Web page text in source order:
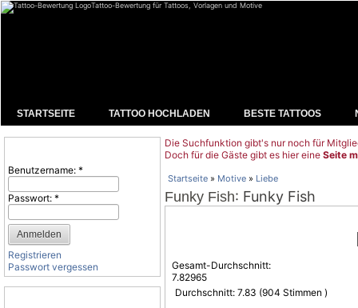
Tattoo-Bewertung für Tattoos, Vorlagen und Motive
STARTSEITE TATTOO HOCHLADEN BESTE TATTOOS
Benutzername: *
Passwort: *
Registrieren
Passwort vergessen
Die Suchfunktion gibt's nur noch für
Doch für die Gäste gibt es hier eine Seite
Startseite » Motive » Liebe
Funky Fish: Funky Fish
Gesamt-Durchschnitt:
7.82965
Durchschnitt: 7.83 (904 Stimmen )